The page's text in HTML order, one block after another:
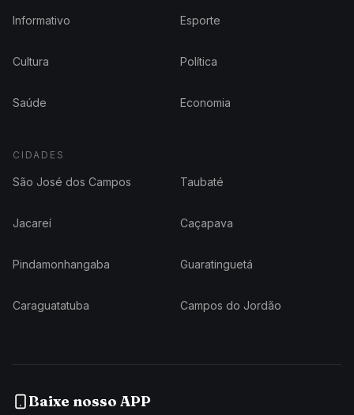
Informativo Esporte
Cultura Política
Saúde Economia
CIDADES
São José dos Campos Taubaté
Jacareí Caçapava
Pindamonhangaba Guaratinguetá
Caraguatatuba Campos do Jordão
Baixe nosso APP